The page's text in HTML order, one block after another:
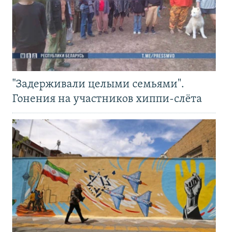
"Задерживали целыми семьями".
Гонения на участников хиппи-слёта